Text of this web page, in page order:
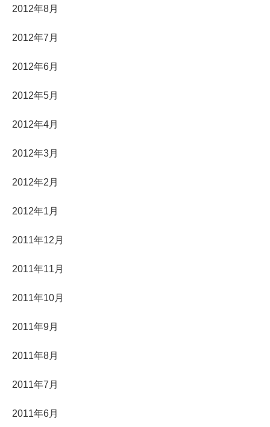
2012年8月
2012年7月
2012年6月
2012年5月
2012年4月
2012年3月
2012年2月
2012年1月
2011年12月
2011年11月
2011年10月
2011年9月
2011年8月
2011年7月
2011年6月